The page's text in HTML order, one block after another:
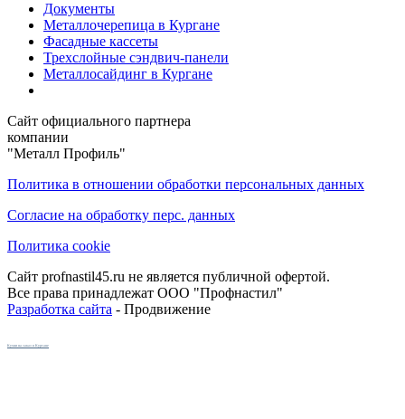
Документы
Металлочерепица в Кургане
Фасадные кассеты
Трехслойные сэндвич-панели
Металлосайдинг в Кургане
Сайт официального партнера
компании
"Металл Профиль"
Политика в отношении обработки персональных данных
Согласие на обработку перс. данных
Политика cookie
Сайт profnastil45.ru не является публичной офертой.
Все права принадлежат ООО "Профнастил"
Разработка сайта - Продвижение
Кухни на заказ в Кургане